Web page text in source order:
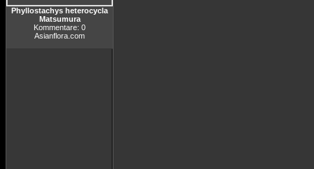
Phyllostachys heterocycla
Matsumura
Kommentare: 0
Asianflora.com